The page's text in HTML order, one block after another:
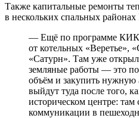
Также капитальные ремонты
в нескольких спальных
— Ещё по программе КИК
от котельных «Веретье»,
«Сатурн». Там уже
земляные работы — это
объём и закупить нужную
выйдут туда после того,
историческом центре: там
коммуникации в